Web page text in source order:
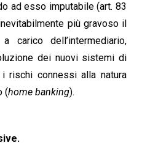
ad esso imputabile (art. 83
più gravoso il
carico dell’intermediario,
dei nuovi sistemi di
rischi connessi alla natura
(home banking).